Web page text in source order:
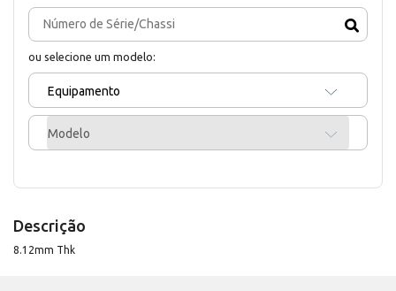
ou selecione um modelo:
Equipamento
Modelo
Descrição
8.12mm Thk